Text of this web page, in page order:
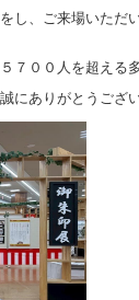
し、ご来場いただ
７００人を超える
にありがとうござ